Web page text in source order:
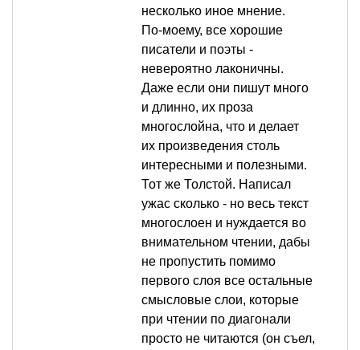
несколько иное мнение.
По-моему, все хорошие
писатели и поэты -
невероятно лаконичны.
Даже если они пишут много
и длинно, их проза
многослойна, что и делает
их произведения столь
интересными и полезными.
Тот же Толстой. Написал
ужас сколько - но весь текст
многослоен и нуждается во
внимательном чтении, дабы
не пропустить помимо
первого слоя все остальные
смысловые слои, которые
при чтении по диагонали
просто не читаются (он съел,